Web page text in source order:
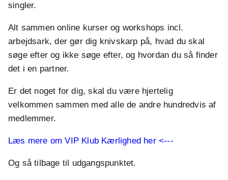
singler.
Alt sammen online kurser og workshops incl.
arbejdsark, der gør dig knivskarp på, hvad du skal
søge efter og ikke søge efter, og hvordan du så finder
det i en partner.
Er det noget for dig, skal du være hjertelig
velkommen sammen med alle de andre hundredvis af
medlemmer.
Læs mere om VIP Klub Kærlighed her <---
Og så tilbage til udgangspunktet.